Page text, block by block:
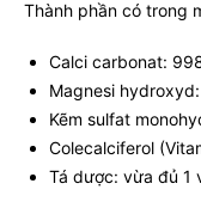
Thành phần có trong
Calci carbonat:
Magnesi
Kẽm sulfat
Colecalciferol
Tá dược: vừa đủ 1